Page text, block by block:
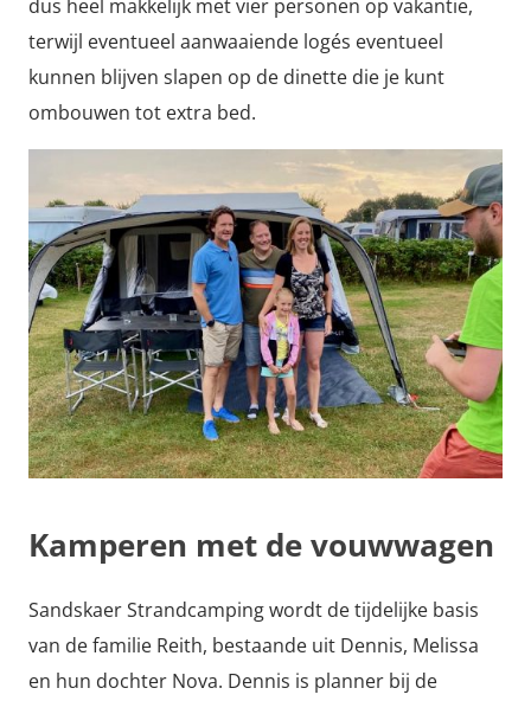
dus heel makkelijk met vier personen op vakantie,
terwijl eventueel aanwaaiende logés eventueel
kunnen blijven slapen op de dinette die je kunt
ombouwen tot extra bed.
Kamperen met de vouwwagen
Sandskaer Strandcamping wordt de tijdelijke basis
van de familie Reith, bestaande uit Dennis, Melissa
en hun dochter Nova. Dennis is planner bij de